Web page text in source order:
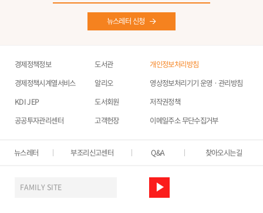
뉴스레터 신청
경제정책정보
경제정책시계열서비스
KDI JEP
공공투자관리센터
도서관
알리오
도서회원
고객헌장
개인정보처리방침
영상정보처리기기 운영ㆍ관리방침
저작권정책
이메일주소 무단수집거부
뉴스레터 부조리신고센터 Q&A 찾아오시는길
FAMILY SITE